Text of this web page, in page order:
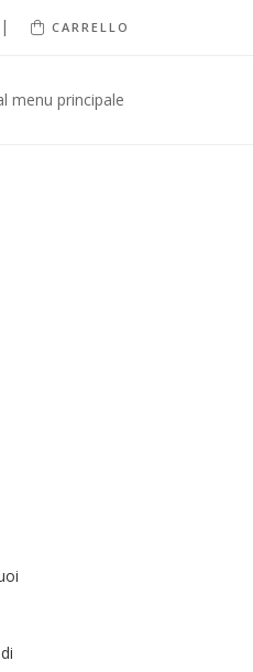
| CARRELLO
menu principale